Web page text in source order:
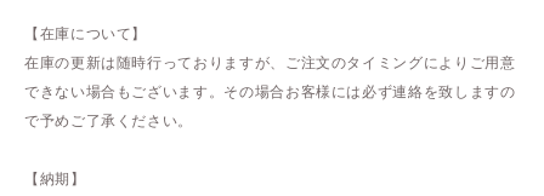
【在庫について】
在庫の更新は随時行っておりますが、ご注文のタイミングによりご用意
できない場合もございます。その場合お客様には必ず連絡を致しますの
で予めご了承ください。
【納期】